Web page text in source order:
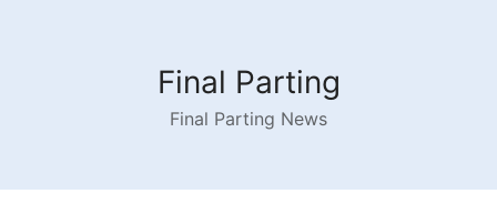
Final Parting
Final Parting News